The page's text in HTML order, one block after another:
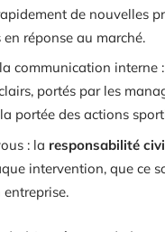
de nouvelles
réponse au marché.
communication interne
portés par les
portée des actions
: la responsabilité
intervention, que ce